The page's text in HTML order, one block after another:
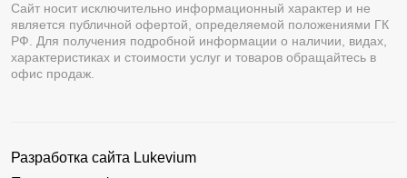
Сайт носит исключительно информационный характер и не
является публичной офертой, определяемой положениями ГК
РФ. Для получения подробной информации о наличии, видах,
характеристиках и стоимости услуг и товаров обращайтесь в
офис продаж.
Разработка сайта Lukevium